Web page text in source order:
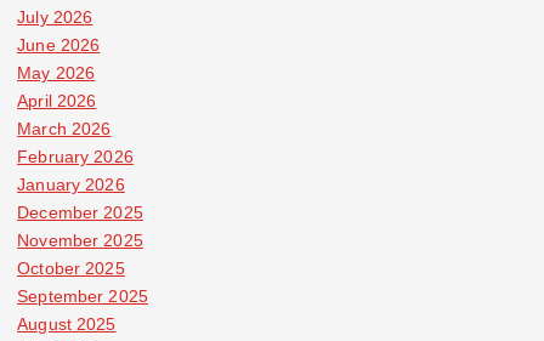
July 2026
June 2026
May 2026
April 2026
March 2026
February 2026
January 2026
December 2025
November 2025
October 2025
September 2025
August 2025